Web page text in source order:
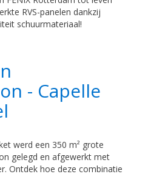
RVS-panelen dankzij
schuurmateriaal!
- Capelle
werd een 350 m² grote
gelegd en afgewerkt met
Ontdek hoe deze combinatie